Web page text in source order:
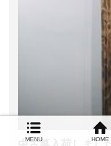
MENU HOME